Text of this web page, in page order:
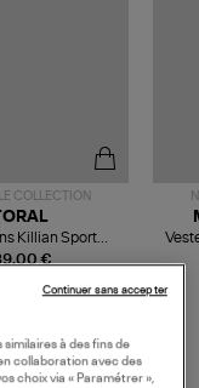
COLLECTION
€
TORAL
Killian Sport
à des fins de
collaboration avec des
choix via « Paramétrer »,
Continuer sans accepter